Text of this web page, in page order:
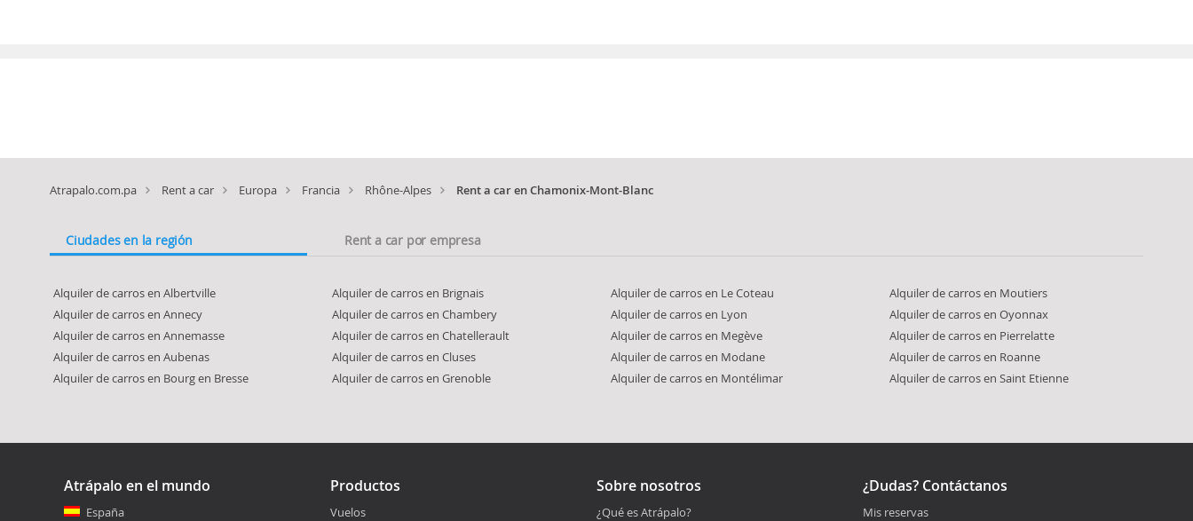
Atrapalo.com.pa Rent a car Europa Francia Rhône-Alpes Rent a car en Chamonix-Mont-Blanc
Ciudades en la región Rent a car por empresa
Alquiler de carros en Albertville
Alquiler de carros en Annecy
Alquiler de carros en Annemasse
Alquiler de carros en Aubenas
Alquiler de carros en Bourg en Bresse
Alquiler de carros en Brignais
Alquiler de carros en Chambery
Alquiler de carros en Chatellerault
Alquiler de carros en Cluses
Alquiler de carros en Grenoble
Alquiler de carros en Le Coteau
Alquiler de carros en Lyon
Alquiler de carros en Megève
Alquiler de carros en Modane
Alquiler de carros en Montélimar
Alquiler de carros en Moutiers
Alquiler de carros en Oyonnax
Alquiler de carros en Pierrelatte
Alquiler de carros en Roanne
Alquiler de carros en Saint Etienne
Atrápalo en el mundo
España
Productos
Vuelos
Sobre nosotros
¿Qué es Atrápalo?
¿Dudas? Contáctanos
Mis reservas